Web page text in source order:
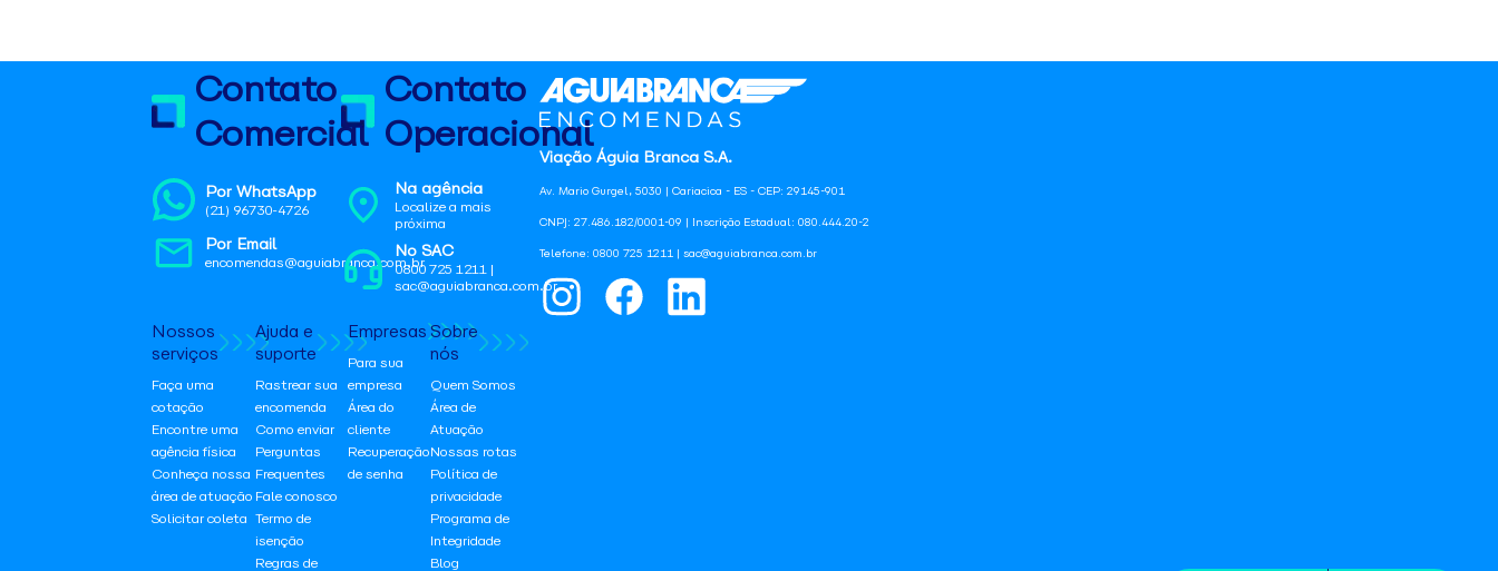
Viação Águia Branca S.A.
Av. Mario Gurgel, 5030 | Cariacica - ES - CEP: 29145-901
CNPJ: 27.486.182/0001-09 | Inscrição Estadual: 080.444.20-2
Telefone: 0800 725 1211 | sac@aguiabranca.com.br
Contato
Comercial
Por WhatsApp
(21) 96730-4726
Por Email
encomendas@aguiabranca.com.br
Contato
Operacional
Na agência
Localize a mais
próxima
No SAC
0800 725 1211 |
sac@aguiabranca.com.br
Nossos
serviços
Faça uma
cotação
Encontre uma
agência física
Conheça nossa
área de atuação
Solicitar coleta
Ajuda e
suporte
Rastrear sua
encomenda
Como enviar
Perguntas
Frequentes
Fale conosco
Termo de
isenção
Regras de
Empresas
Para sua
empresa
Área do
cliente
Recuperação
de senha
Sobre
nós
Quem Somos
Área de
Atuação
Nossas rotas
Política de
privacidade
Programa de
Integridade
Blog